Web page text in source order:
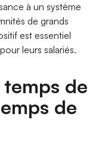
à un système
de grands
est essentiel
leurs salariés.
de
de